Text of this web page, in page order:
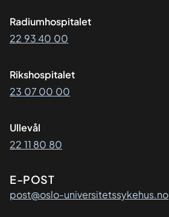
Radiumhospitalet
22 93 40 00
Rikshospitalet
23 07 00 00
Ullevål
22 11 80 80
E-POST
post@oslo-universitetssykehus.no